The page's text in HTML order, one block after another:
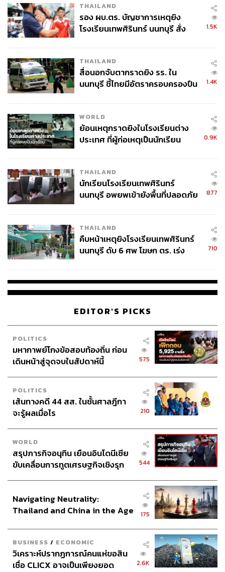
THAILAND
รอง ผบ.ตร. บัญชาการเหตุยิง
โรงเรียนเทพศิรินทร์ นนทบุรี สั่ง
1.5K
THAILAND
สื่อนอกจับตากราดยิง รร. ใน
นนทบุรี ชี้ไทยมีอัตราครอบครองปืน
1.4K
WORLD
ย้อนเหตุกราดยิงในโรงเรียนต่าง
ประเทศ ที่ผู้ก่อเหตุเป็นนักเรียน
0.9K
THAILAND
นักเรียนโรงเรียนเทพศิรินทร์
นนทบุรี อพยพเข้ายังพื้นที่ปลอดภัย
877
THAILAND
คืบหน้าเหตุยิงโรงเรียนเทพศิรินทร์
นนทบุรี ดับ 6 ศพ โฆษก ตร. เร่ง
710
EDITOR'S PICKS
POLITICS
มหากาพย์โกงข้อสอบท้องถิ่น ก่อน
เดินหน้าสู่จุดจบในสัปดาห์นี้
575
POLITICS
เส้นทางคดี 44 สส. ในชั้นศาลฎีกา
จะรู้ผลเมื่อไร
210
WORLD
สรุปภารกิจอนุทิน เยือนอินโดนีเซีย
ขับเคลื่อนการทูตเศรษฐกิจเชิงรุก
544
Navigating Neutrality:
Thailand and China in the Age
175
BUSINESS / ECONOMIC
วิเคราะห์ปรากฏการณ์คนแห่ขอสิน
เชื่อ CLICX อาจเป็นเพียงยอด
2.6K